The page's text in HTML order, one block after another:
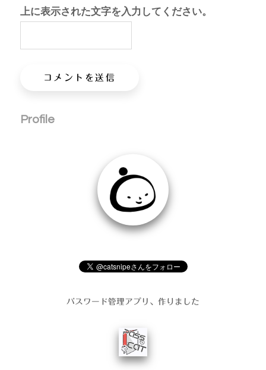
上に表示された文字を入力してください。
Profile
パスワード管理アプリ、作りました